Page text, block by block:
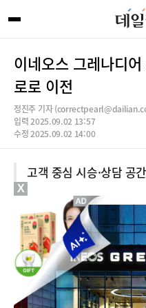
이네오스 그레나디
로로 이전
정진주 기자
입력 2025.09.02 13:57
수정 2025.09.02 14:00
고객 중심 시승·상담 공
X